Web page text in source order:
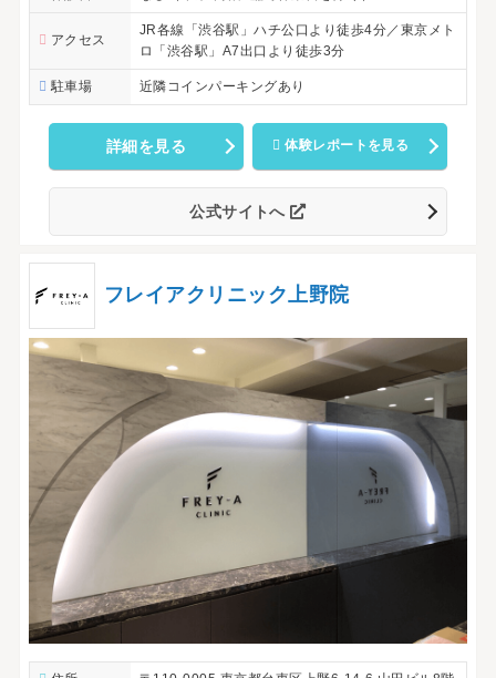
アクセス
JR各線「渋谷駅」ハチ公口より徒歩4分／東京メト
ロ「渋谷駅」A7出口より徒歩3分
駐車場 近隣コインパーキングあり
詳細を見る 体験レポートを見る
公式サイトへ
フレイアクリニック上野院